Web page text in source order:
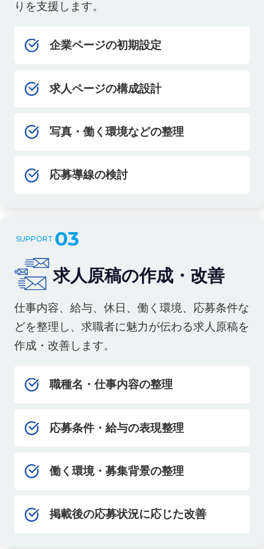
りを支援します。
企業ページの初期設定
求人ページの構成設計
写真・働く環境などの整理
応募導線の検討
03
求人原稿の作成・改善
仕事内容、給与、休日、働く環境、応募条件な
どを整理し、求職者に魅力が伝わる求人原稿を
作成・改善します。
職種名・仕事内容の整理
応募条件・給与の表現整理
働く環境・募集背景の整理
掲載後の応募状況に応じた改善